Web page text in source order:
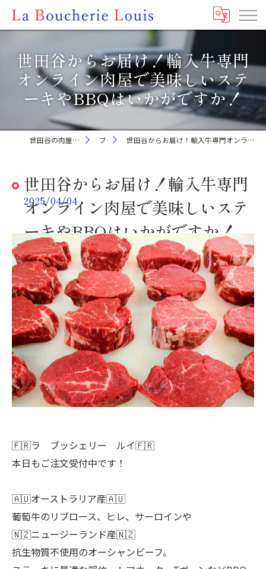
世田谷からお届け！輸入牛専門
オンライン肉屋で美味しいステ
ーキやBBQはいかがですか！
世田谷の肉屋ならLa Boucherie Louis ブログ 世田谷からお届け！輸入牛専門オンライン肉屋で美味しいステーキやBBQはいかがですか！
世田谷からお届け！輸入牛専門
オンライン肉屋で美味しいステ
ーキやBBQはいかがですか！
2025/04/04
🇫🇷ラ ブッシェリー ルイ🇫🇷
本日もご注文受付中です！
🇦🇺オーストラリア産🇦🇺
葡萄牛のリブロース、ヒレ、サーロインや
🇳🇿ニュージーランド産🇳🇿
抗生物質不使用のオーシャンビーフ。